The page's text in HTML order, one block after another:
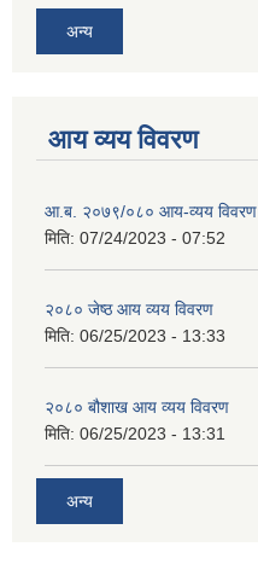
अन्य
आय व्यय विवरण
आ.ब. २०७९/०८० आय-व्यय विवरण
मिति: 07/24/2023 - 07:52
२०८० जेष्ठ आय व्यय विवरण
मिति: 06/25/2023 - 13:33
२०८० बौशाख आय व्यय विवरण
मिति: 06/25/2023 - 13:31
अन्य